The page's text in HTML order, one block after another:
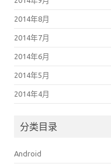
2014年8月
2014年7月
2014年6月
2014年5月
2014年4月
分类目录
Android